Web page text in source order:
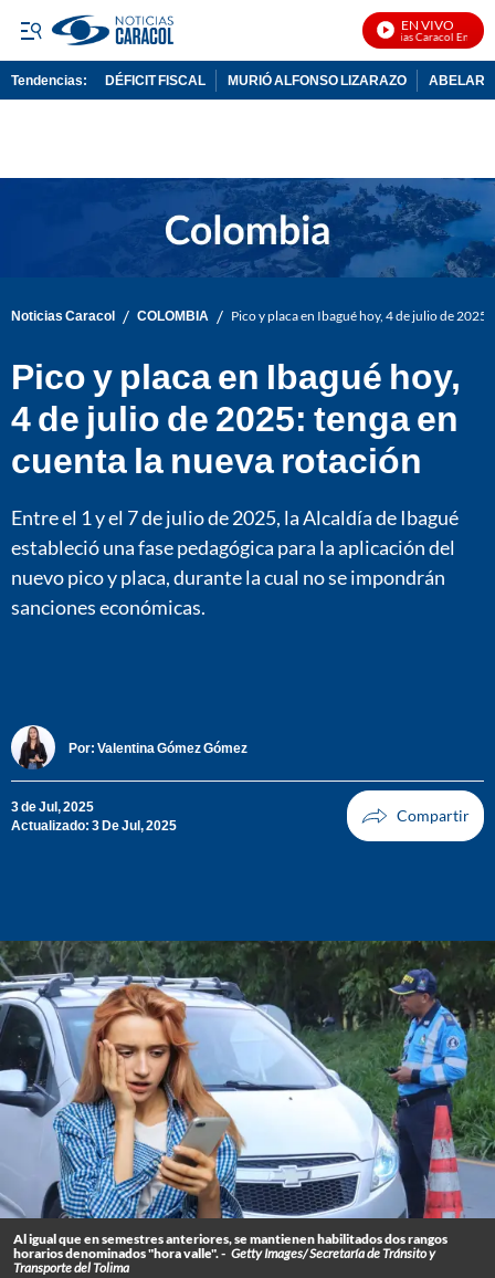
EN VIVO
Noticias Caracol En Vivo
Tendencias: DÉFICIT FISCAL MURIÓ ALFONSO LIZARAZO
Noticias Caracol / COLOMBIA / Pico y placa en Ibagué hoy, 4 de julio de
Pico y placa en Ibagué hoy,
4 de julio de 2025: tenga en
cuenta la nueva rotación
Entre el 1 y el 7 de julio de 2025, la Alcaldía de Ibagué
estableció una fase pedagógica para la aplicación del
nuevo pico y placa, durante la cual no se impondrán
sanciones económicas.
Por: Valentina Gómez Gómez
3 de Jul, 2025
Actualizado: 3 De Jul, 2025
Al igual que en semestres anteriores, se mantienen habilitados dos rangos
horarios denominados "hora valle". - Getty Images/ Secretaría de Tránsito y
Transporte del Tolima